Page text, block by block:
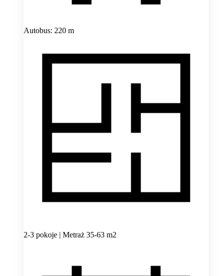
Autobus: 220 m
2-3 pokoje | Metraż 35-63 m2